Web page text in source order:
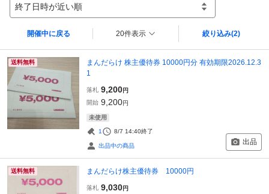
終了日時が近い順
開催中に戻る 20件表示 絞り込み(2)
送料無料
まんだらけ 株主優待券 10000円分 有効期限2026.12.3
1
落札 9,200円
開始 9,200円
未使用
1 8/7 14:40終了
出品中の商品 出品
送料無料 まんだらけ株主優待券 10000円
落札 9,030円